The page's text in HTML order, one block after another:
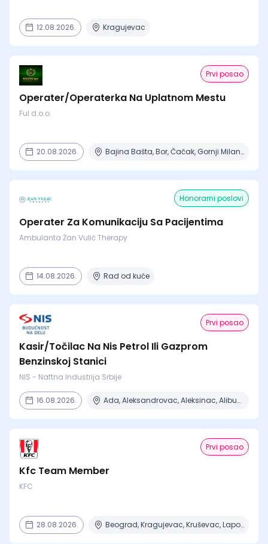
12.08.2026. Kragujevac
Prvi posao
Operater/Operaterka Na Uplatnom Mestu
Ful d.o.o.
20.08.2026. Bajina Bašta, Bor, Čačak, Gornji Milanovac, Ivanjica + 8 mesta
Honorarni poslovi
Operater Za Komunikaciju Sa Pacijentima
Ambulanta Žan Vulić Therapy
14.08.2026. Rad od kuće
Prvi posao
Kasir/Točilac Na Nis Petrol Ili Gazprom
Benzinskoj Stanici
NIS - Naftna Industrija Srbije
16.08.2026. Ada, Aleksandrovac, Aleksinac, Alibunar, Apatin + 206 mesta
Prvi posao
Kfc Team Member
KFC
28.08.2026. Beograd, Kragujevac, Kruševac, Lapovo, Niš + 4 mesta